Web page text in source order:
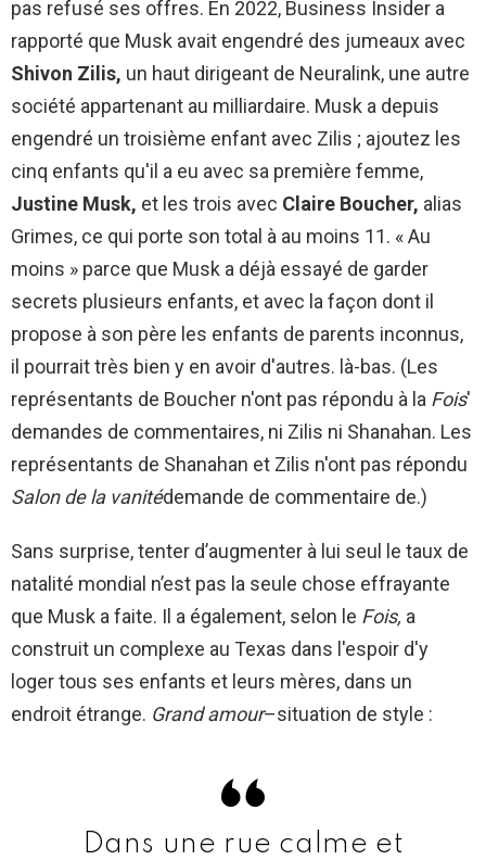
pas refusé ses offres. En 2022, Business Insider a
rapporté que Musk avait engendré des jumeaux avec
Shivon Zilis, un haut dirigeant de Neuralink, une autre
société appartenant au milliardaire. Musk a depuis
engendré un troisième enfant avec Zilis ; ajoutez les
cinq enfants qu'il a eu avec sa première femme,
Justine Musk, et les trois avec Claire Boucher, alias
Grimes, ce qui porte son total à au moins 11. « Au
moins » parce que Musk a déjà essayé de garder
secrets plusieurs enfants, et avec la façon dont il
propose à son père les enfants de parents inconnus,
il pourrait très bien y en avoir d'autres. là-bas. (Les
représentants de Boucher n'ont pas répondu à la Fois'
demandes de commentaires, ni Zilis ni Shanahan. Les
représentants de Shanahan et Zilis n'ont pas répondu
Salon de la vanitédemande de commentaire de.)
Sans surprise, tenter d’augmenter à lui seul le taux de
natalité mondial n’est pas la seule chose effrayante
que Musk a faite. Il a également, selon le Fois, a
construit un complexe au Texas dans l'espoir d'y
loger tous ses enfants et leurs mères, dans un
endroit étrange. Grand amour–situation de style :
Dans une rue calme et